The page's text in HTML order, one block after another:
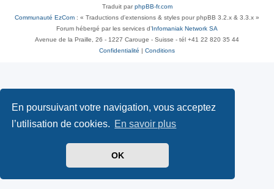
En poursuivant votre navigation, vous acceptez
l’utilisation de cookies. En savoir plus
OK
Traduit parphpBB-fr.com
Communauté EzCom : « Traductions d'extensions & styles pour phpBB 3.2.x & 3.3.x »
Forum hébergé par les services d’ Infomaniak Network SA
Avenue de la Praille, 26 - 1227 Carouge - Suisse - tél +41 22 820 35 44
Confidentialité
Conditions